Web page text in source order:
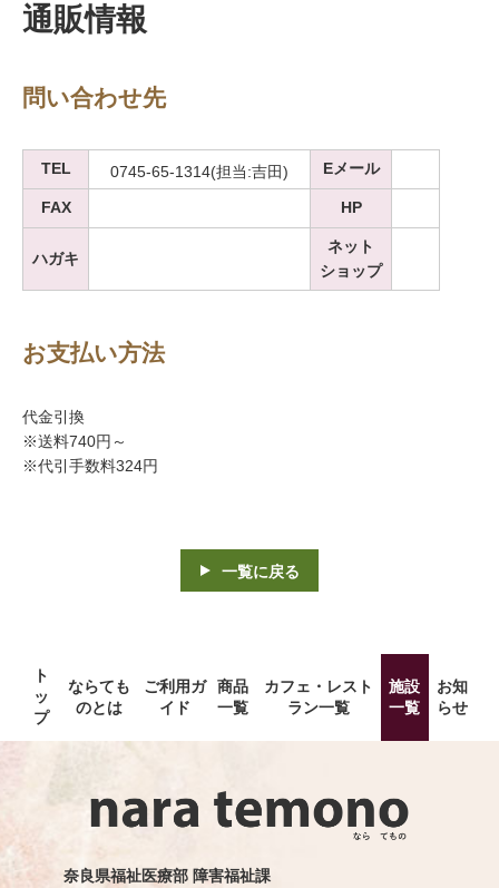
通販情報
問い合わせ先
TEL 0745-65-1314(担当:吉田) Eメール
FAX HP
ハガキ
ネット
ショップ
お支払い方法
代金引換
※送料740円～
※代引手数料324円
一覧に戻る
ト
ッ
プ
ならても
のとは
ご利用ガ
イド
商品
一覧
カフェ・レスト
ラン一覧
施設
一覧
お知
らせ
奈良県福祉医療部 障害福祉課